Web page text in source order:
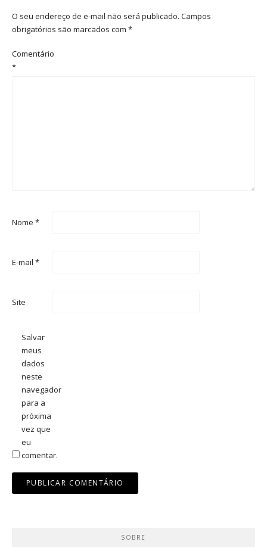
O seu endereço de e-mail não será publicado. Campos
obrigatórios são marcados com *
Comentário
*
Nome *
E-mail *
Site
Salvar
meus
dados
neste
navegador
para a
próxima
vez que
eu
comentar.
SOBRE